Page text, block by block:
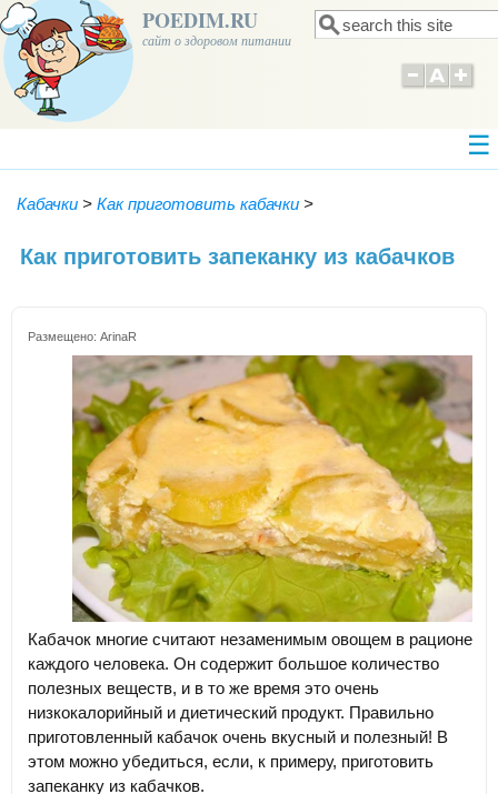
POEDIM.RU
сайт о здоровом питании Форма поиска
Поиск
Кабачки > Как приготовить кабачки >
Как приготовить запеканку из кабачков
Размещено: ArinaR
Кабачок многие считают незаменимым овощем в рационе
каждого человека. Он содержит большое количество
полезных веществ, и в то же время это очень
низкокалорийный и диетический продукт. Правильно
приготовленный кабачок очень вкусный и полезный! В
этом можно убедиться, если, к примеру, приготовить
запеканку из кабачков.